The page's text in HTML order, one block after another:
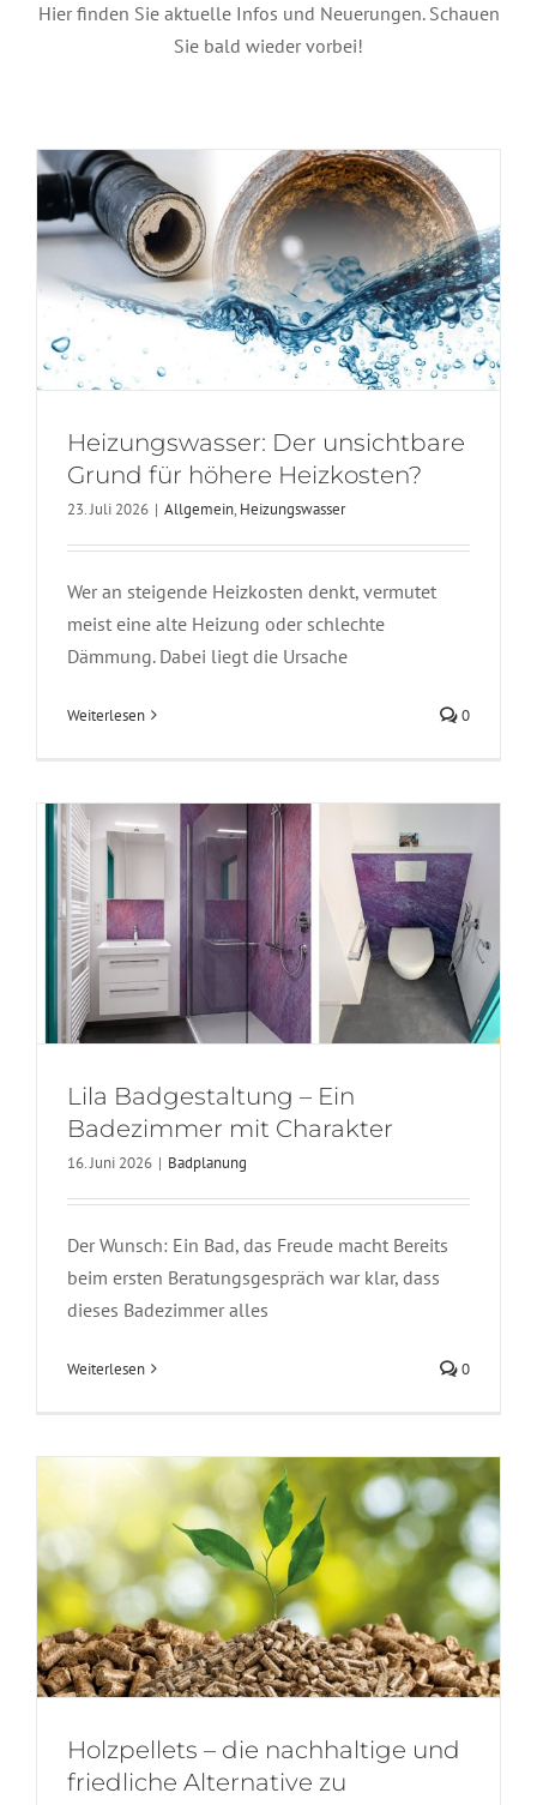
Hier finden Sie aktuelle Infos und Neuerungen. Schauen
Sie bald wieder vorbei!
Heizungswasser: Der unsichtbare
Heizungswasser: Der unsichtbare
Grund für höhere Heizkosten?
23. Juli 2026 | Allgemein, Heizungswasser
Wer an steigende Heizkosten denkt, vermutet
meist eine alte Heizung oder schlechte
Dämmung. Dabei liegt die Ursache
Weiterlesen 0
Badezimmer mit Charakter
Lila Badgestaltung – Ein
Badezimmer mit Charakter
16. Juni 2026 | Badplanung
Der Wunsch: Ein Bad, das Freude macht Bereits
beim ersten Beratungsgespräch war klar, dass
dieses Badezimmer alles
Weiterlesen 0
Holzpellets – die nachhaltige und
Holzpellets – die nachhaltige und
friedliche Alternative zu